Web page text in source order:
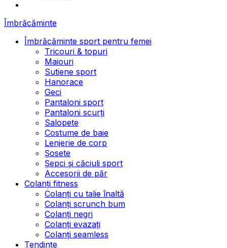
Îmbrăcăminte
Îmbrăcăminte sport pentru femei
Tricouri & topuri
Maiouri
Sutiene sport
Hanorace
Geci
Pantaloni sport
Pantaloni scurți
Salopete
Costume de baie
Lenjerie de corp
Șosete
Șepci și căciuli sport
Accesorii de păr
Colanți fitness
Colanți cu talie înaltă
Colanți scrunch bum
Colanți negri
Colanți evazați
Colanți seamless
Tendințe